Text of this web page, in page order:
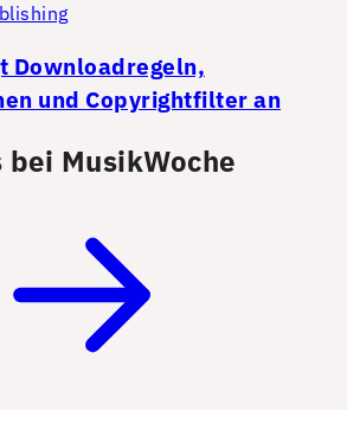
Downloadregeln,
und Copyrightfilter an
bei MusikWoche